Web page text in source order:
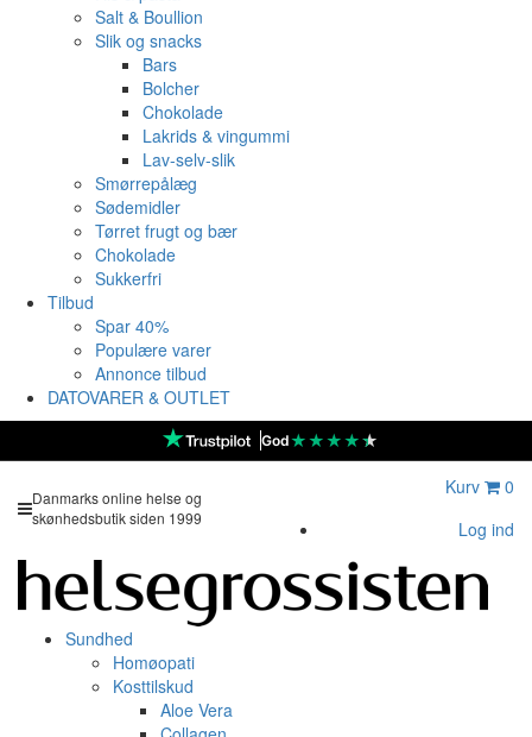
Salt & Boullion
Slik og snacks
Bars
Bolcher
Chokolade
Lakrids & vingummi
Lav-selv-slik
Smørrepålæg
Sødemidler
Tørret frugt og bær
Chokolade
Sukkerfri
Tilbud
Spar 40%
Populære varer
Annonce tilbud
DATOVARER & OUTLET
God★★★★★
Danmarks online helse og
skønhedsbutik siden 1999
Kurv
0
Log ind
Sundhed
Homøopati
Kosttilskud
Aloe Vera